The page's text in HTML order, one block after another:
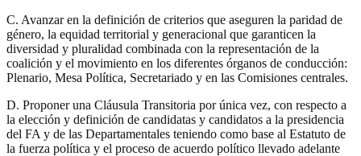
C. Avanzar en la definición de criterios que aseguren la paridad de
género, la equidad territorial y generacional que garanticen la
diversidad y pluralidad combinada con la representación de la
coalición y el movimiento en los diferentes órganos de conducción:
Plenario, Mesa Política, Secretariado y en las Comisiones centrales.
D. Proponer una Cláusula Transitoria por única vez, con respecto a
la elección y definición de candidatas y candidatos a la presidencia
del FA y de las Departamentales teniendo como base al Estatuto de
la fuerza política y el proceso de acuerdo político llevado adelante